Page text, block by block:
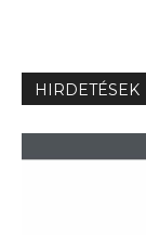
HIRDETÉSEK